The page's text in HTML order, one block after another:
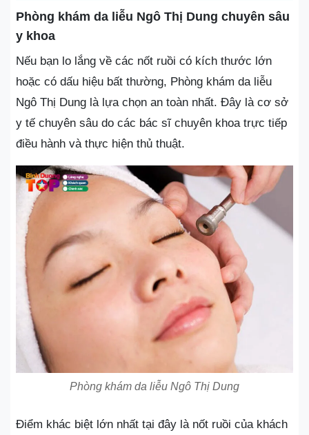
Phòng khám da liễu Ngô Thị Dung chuyên sâu
y khoa
Nếu bạn lo lắng về các nốt ruồi có kích thước lớn
hoặc có dấu hiệu bất thường, Phòng khám da liễu
Ngô Thị Dung là lựa chọn an toàn nhất. Đây là cơ sở
y tế chuyên sâu do các bác sĩ chuyên khoa trực tiếp
điều hành và thực hiện thủ thuật.
Phòng khám da liễu Ngô Thị Dung
Điểm khác biệt lớn nhất tại đây là nốt ruồi của khách